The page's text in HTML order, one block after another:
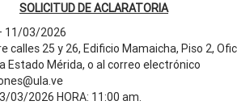
SOLICITUD DE ACLARATORIA
11/03/2026
calles 25 y 26, Edificio Mamaicha, Piso 2,
Estado Mérida, o al correo electrónico
03/2026 HORA: 11:00 am.